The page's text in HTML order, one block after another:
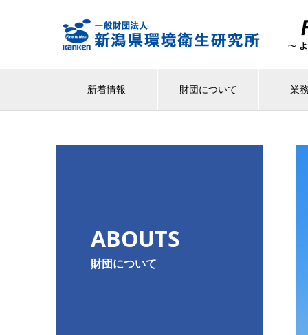
新着情報 財団について 業
ABOUTS
財団について